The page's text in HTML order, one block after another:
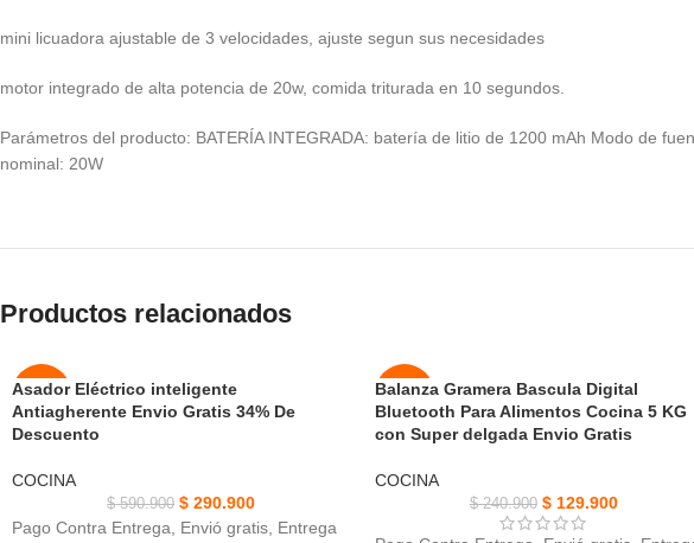
mini licuadora ajustable de 3 velocidades, ajuste segun sus necesidades
motor integrado de alta potencia de 20w, comida triturada en 10 segundos.
Parámetros del producto: BATERÍA INTEGRADA: batería de litio de 1200 mAh Modo de
nominal: 20W
Productos relacionados
-51%
AGOT
Asador Eléctrico inteligente
Antiagherente Envio Gratis 34% De
Descuento
COCINA
$590.900 $ 290.900
Pago Contra Entrega, Envió gratis, Entrega
-46%
AGOT
Balanza Gramera Bascula Digital
Bluetooth Para Alimentos Cocina 5 KG
con Super delgada Envio Gratis
COCINA
$240.900 $129.900